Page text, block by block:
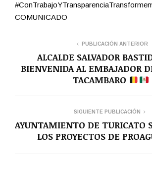
COMUNICADO
PUBLICACIÓN ANTERIOR
ALCALDE SALVADOR
BIENVENIDA AL EMBAJADOR
TACAMBARO
SIGUIENTE PUBLICACIÓN
AYUNTAMIENTO DE TURICATO
LOS PROYECTOS DE